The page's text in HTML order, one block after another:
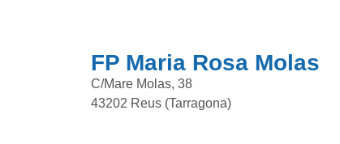
FP Maria Rosa Molas
C/Mare Molas, 38
43202 Reus (Tarragona)